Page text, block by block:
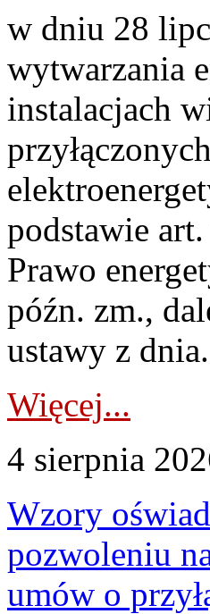
w dniu 28
wytwarzania
instalacjach
podstawie
Prawo
późn. zm.,
ustawy z
Więcej...
4 sierpnia
Wzory
pozwoleniu
umów o